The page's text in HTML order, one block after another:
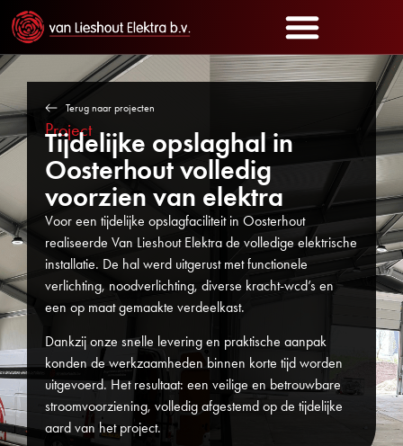
Terug naar projecten
Project
Tijdelijke opslaghal in
Oosterhout volledig
voorzien van elektra
Voor een tijdelijke opslagfaciliteit in Oosterhout
realiseerde Van Lieshout Elektra de volledige elektrische
installatie. De hal werd uitgerust met functionele
verlichting, noodverlichting, diverse kracht-wcd’s en
een op maat gemaakte verdeelkast.
Dankzij onze snelle levering en praktische aanpak
konden de werkzaamheden binnen korte tijd worden
uitgevoerd. Het resultaat: een veilige en betrouwbare
stroomvoorziening, volledig afgestemd op de tijdelijke
aard van het project.